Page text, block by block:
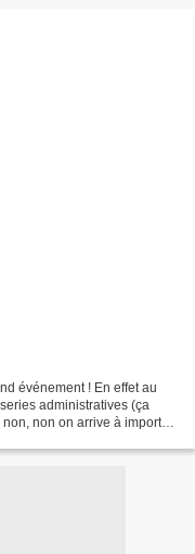
événement ! En effet au
administratives (ça
non on arrive à importer